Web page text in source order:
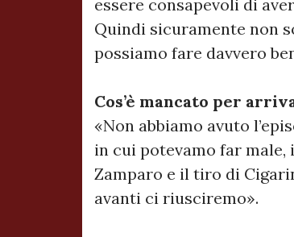
essere consapevoli di
Quindi sicuramente non
possiamo fare davvero
Cos’è mancato per
«Non abbiamo avuto
in cui potevamo far
Zamparo e il tiro di
avanti ci riusciremo».